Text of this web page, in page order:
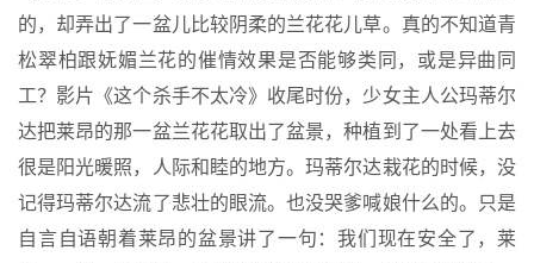
的，却弄出了一盆儿比较阴柔的兰花花儿草。真的不知道青
松翠柏跟妩媚兰花的催情效果是否能够类同，或是异曲同
工？影片《这个杀手不太冷》收尾时份，少女主人公玛蒂尔
达把莱昂的那一盆兰花花取出了盆景，种植到了一处看上去
很是阳光暖照，人际和睦的地方。玛蒂尔达栽花的时候，没
记得玛蒂尔达流了悲壮的眼流。也没哭爹喊娘什么的。只是
自言自语朝着莱昂的盆景讲了一句：我们现在安全了，莱